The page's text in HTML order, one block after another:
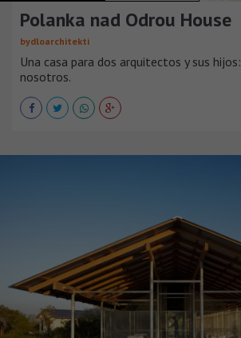
Polanka nad Odrou House
bydloarchitekti
Una casa para dos arquitectos y sus
nosotros.